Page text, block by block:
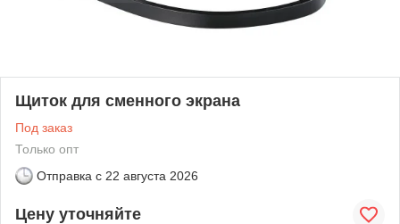
Щиток для сменного экрана
Под заказ
Только опт
Отправка с 22 августа 2026
Цену уточняйте